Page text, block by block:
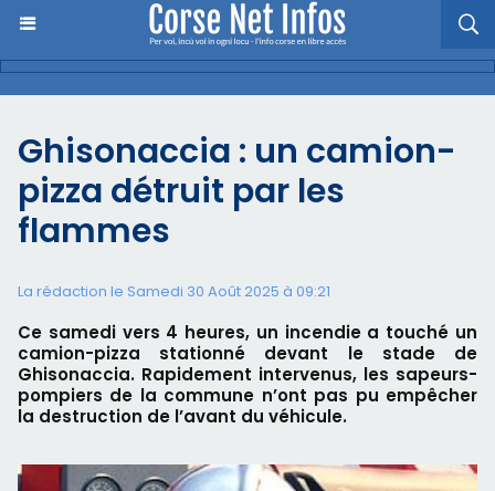
Ghisonaccia : un camion-
pizza détruit par les
flammes
La rédaction le Samedi 30 Août 2025 à 09:21
Ce samedi vers 4 heures, un incendie a touché un
camion-pizza stationné devant le stade de
Ghisonaccia. Rapidement intervenus, les sapeurs-
pompiers de la commune n’ont pas pu empêcher
la destruction de l’avant du véhicule.